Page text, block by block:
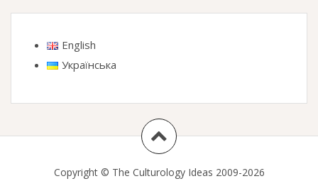
English
Українська
Copyright © The Culturology Ideas 2009-2026